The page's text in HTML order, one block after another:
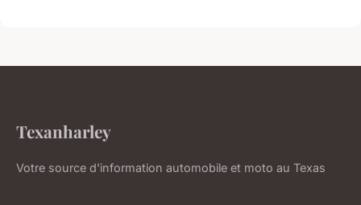
Texanharley
Votre source d'information automobile et moto au Texas